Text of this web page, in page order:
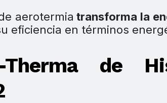
aerotermia transforma la
eficiencia en términos
de